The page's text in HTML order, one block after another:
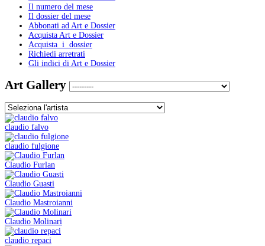
Il numero del mese
Il dossier del mese
Abbonati ad Art e Dossier
Acquista Art e Dossier
Acquista i dossier
Richiedi arretrati
Gli indici di Art e Dossier
Art Gallery
claudio falvo
claudio fulgione
Claudio Furlan
Claudio Guasti
Claudio Mastroianni
Claudio Molinari
claudio repaci